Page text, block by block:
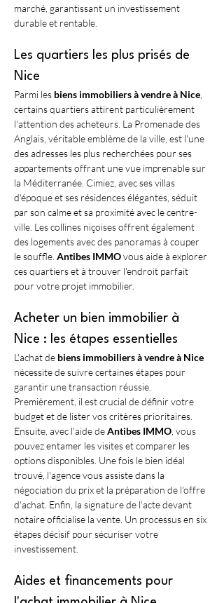
marché, garantissant un investissement
durable et rentable.
Les quartiers les plus prisés de
Nice
Parmi les biens immobiliers à vendre à Nice
certains quartiers attirent particulièrement
l'attention des acheteurs. La Promenade des
Anglais, véritable emblème de la ville, est l'une
des adresses les plus recherchées pour ses
appartements offrant une vue imprenable sur
la Méditerranée. Cimiez, avec ses villas
d'époque et ses résidences élégantes, séduit
par son calme et sa proximité avec le centre-
ville. Les collines niçoises offrent également
des logements avec des panoramas à couper
le souffle. Antibes IMMO vous aide à explorer
ces quartiers et à trouver l'endroit parfait
pour votre projet immobilier.
Acheter un bien immobilier à
Nice : les étapes essentielles
L'achat de biens immobiliers à vendre à Nice
nécessite de suivre certaines étapes pour
garantir une transaction réussie.
Premièrement, il est crucial de définir votre
budget et de lister vos critères prioritaires.
Ensuite, avec l'aide de Antibes IMMO , vous
pouvez entamer les visites et comparer les
options disponibles. Une fois le bien idéal
trouvé, l'agence vous assiste dans la
négociation du prix et la préparation de l'offre
d'achat. Enfin, la signature de l'acte devant
notaire officialise la vente. Un processus en six
étapes décisif pour sécuriser votre
investissement.
Aides et financements pour